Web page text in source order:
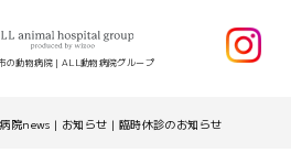
の動物病院｜ALL動物病院グループ
院news | お知らせ | 臨時休診のお知らせ